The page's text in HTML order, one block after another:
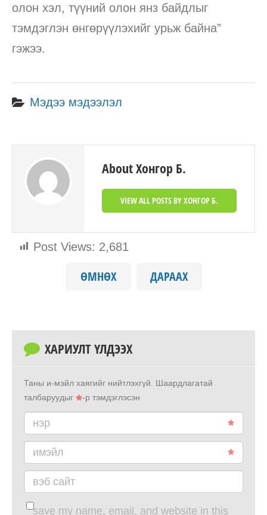
олон хэл, түүний олон янз байдлыг
тэмдэглэн өнгөрүүлэхийг урьж байна”
гэжээ.
Post Views: 2,681
Мэдээ мэдээлэл
About Хонгор Б.
VIEW ALL POSTS BY ХОНГОР Б.
ӨМНӨХ ДАРААХ
ХАРИУЛТ ҮЛДЭЭХ
Таны и-мэйл хаягийг нийтлэхгүй.
Шаардлагатай
талбаруудыг
-р тэмдэглэсэн
нэр
имэйл
вэб сайт
save my name, email, and website in this